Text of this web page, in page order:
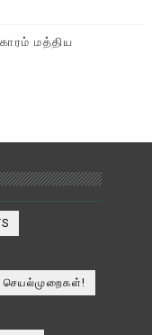
மத்திய
செயல்முறைகள்!